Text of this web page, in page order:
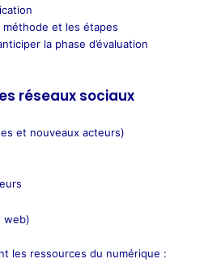
méthode et les étapes
la phase d’évaluation
réseaux sociaux
et nouveaux acteurs)
web)
les ressources du numérique :